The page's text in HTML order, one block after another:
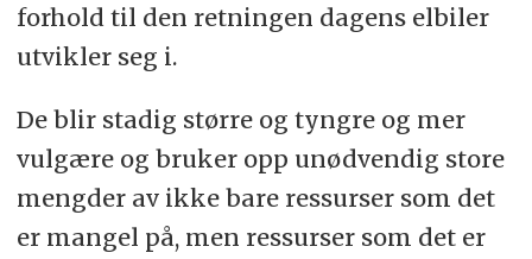
forhold til den retningen dagens elbiler
utvikler seg i.
De blir stadig større og tyngre og mer
vulgære og bruker opp unødvendig store
mengder av ikke bare ressurser som det
er mangel på, men ressurser som det er